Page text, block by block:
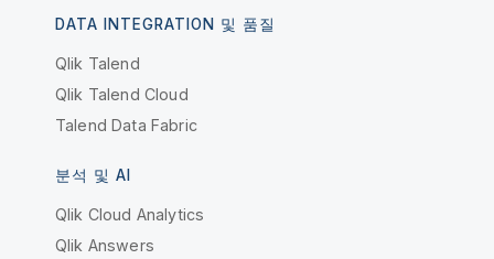
DATA INTEGRATION 및 품질
Qlik Talend
Qlik Talend Cloud
Talend Data Fabric
분석 및 AI
Qlik Cloud Analytics
Qlik Answers